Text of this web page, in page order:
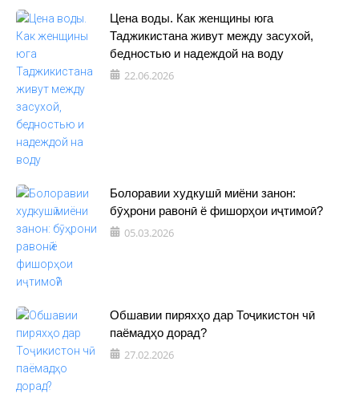
Цена воды. Как женщины юга
Таджикистана живут между засухой,
бедностью и надеждой на воду
22.06.2026
Болоравии худкушӣ миёни занон:
бӯҳрони равонӣ ё фишорҳои иҷтимоӣ?
05.03.2026
Обшавии пиряхҳо дар Тоҷикистон чӣ
паёмадҳо дорад?
27.02.2026